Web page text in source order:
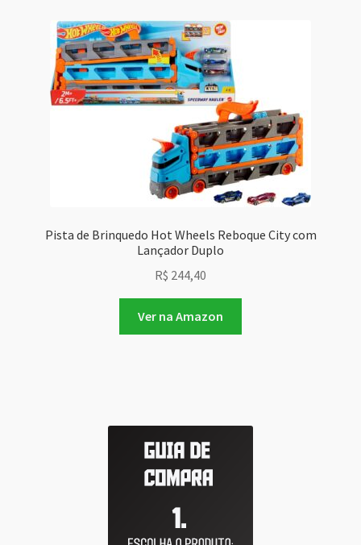
Pista de Brinquedo Hot Wheels Reboque City com
Lançador Duplo
R$ 244,40
Ver na Amazon